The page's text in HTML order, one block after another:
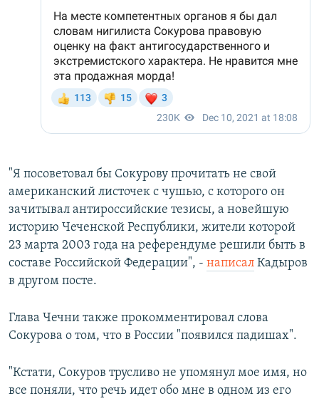
"Я посоветовал бы Сокурову прочитать не свой
американский листочек с чушью, с которого он
зачитывал антироссийские тезисы, а новейшую
историю Чеченской Республики, жители которой
23 марта 2003 года на референдуме решили быть в
составе Российской Федерации", - написал Кадыров
в другом посте.
Глава Чечни также прокомментировал слова
Сокурова о том, что в России "появился падишах".
"Кстати, Сокуров трусливо не упомянул мое имя, но
все поняли, что речь идет обо мне в одном из его